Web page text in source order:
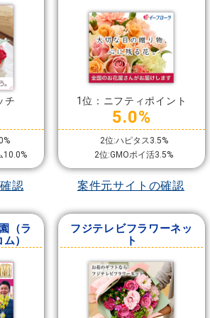
チ
10.0%
認
1位：ニフティポイント
5.0%
2位:ハピタス3.5%
2位:GMOポイ活3.5%
案件元サイトの確認
（ラ
）
フジテレビフラワーネッ
ト